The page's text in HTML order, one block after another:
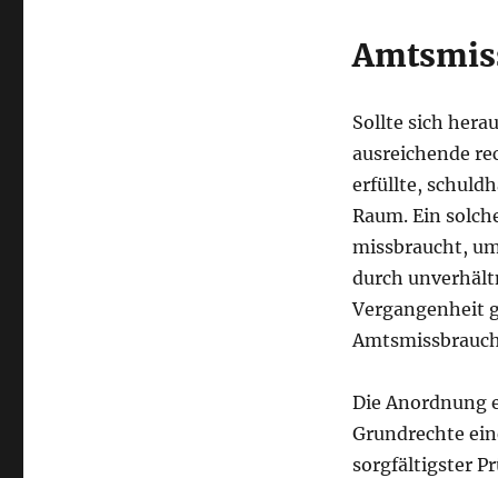
Sollte sich
ausreichende
erfüllte,
Raum. Ein
missbraucht,
durch
Vergangen­heit
Die Anordnung
Grundrechte
sorgfältigster